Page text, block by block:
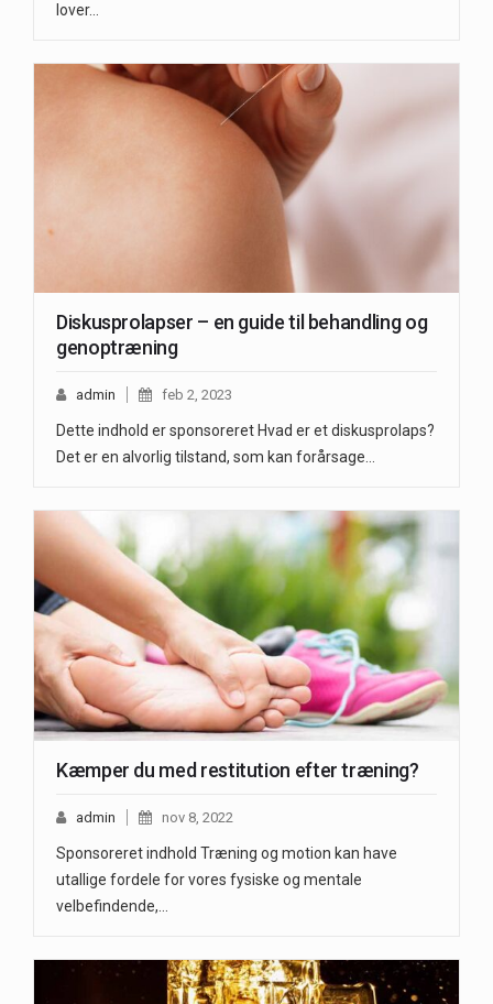
lover…
Diskusprolapser – en guide til behandling og
genoptræning
admin feb 2, 2023
Dette indhold er sponsoreret Hvad er et diskusprolaps?
Det er en alvorlig tilstand, som kan forårsage…
Kæmper du med restitution efter træning?
admin nov 8, 2022
Sponsoreret indhold Træning og motion kan have
utallige fordele for vores fysiske og mentale
velbefindende,…